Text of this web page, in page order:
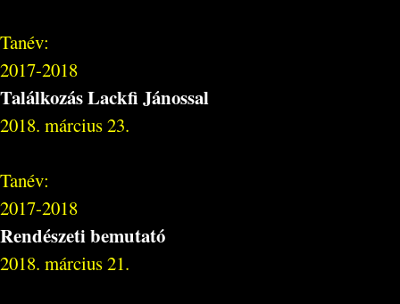
Tanév:
2017-2018
Találkozás Lackfi Jánossal
2018. március 23.
Tanév:
2017-2018
Rendészeti bemutató
2018. március 21.